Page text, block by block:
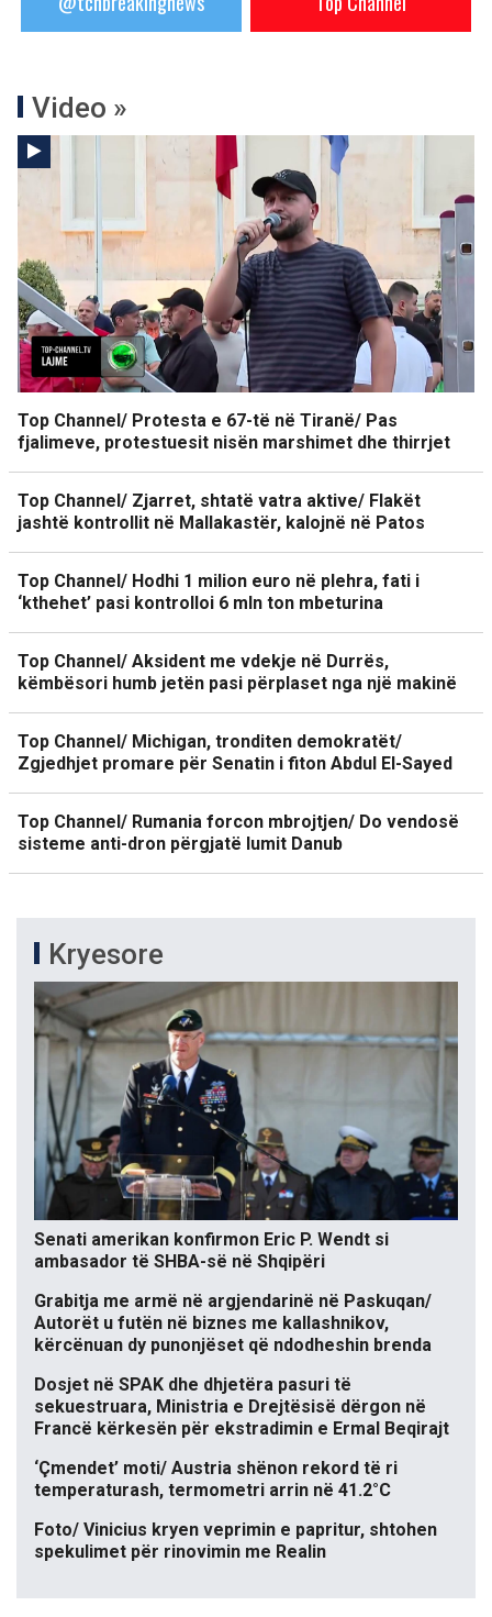
Video »
Top Channel/ Protesta e 67-të në Tiranë/ Pas
fjalimeve, protestuesit nisën marshimet dhe thirrjet
Top Channel/ Zjarret, shtatë vatra aktive/ Flakët
jashtë kontrollit në Mallakastër, kalojnë në Patos
Top Channel/ Hodhi 1 milion euro në plehra, fati i
‘kthehet’ pasi kontrolloi 6 mln ton mbeturina
Top Channel/ Aksident me vdekje në Durrës,
këmbësori humb jetën pasi përplaset nga një makinë
Top Channel/ Michigan, tronditen demokratët/
Zgjedhjet promare për Senatin i fiton Abdul El-Sayed
Top Channel/ Rumania forcon mbrojtjen/ Do vendosë
sisteme anti-dron përgjatë lumit Danub
Kryesore
Senati amerikan konfirmon Eric P. Wendt si
ambasador të SHBA-së në Shqipëri
Grabitja me armë në argjendarinë në Paskuqan/
Autorët u futën në biznes me kallashnikov,
kërcënuan dy punonjëset që ndodheshin brenda
Dosjet në SPAK dhe dhjetëra pasuri të
sekuestruara, Ministria e Drejtësisë dërgon në
Francë kërkesën për ekstradimin e Ermal Beqirajt
‘Çmendet’ moti/ Austria shënon rekord të ri
temperaturash, termometri arrin në 41.2°C
Foto/ Vinicius kryen veprimin e papritur, shtohen
spekulimet për rinovimin me Realin